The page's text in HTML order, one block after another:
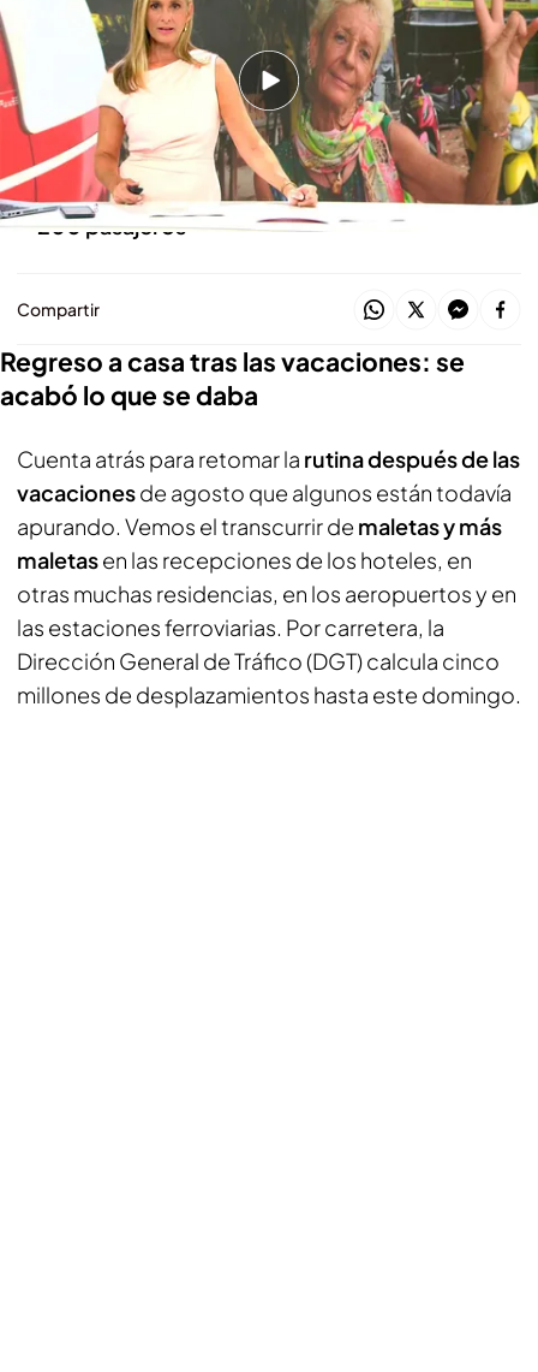
Redacción digital Noticias Cuatro
31 AGO 2025 - 09:56h.
Regreso a casa tras las vacaciones: se acabó lo
que se daba
Desalojan un tren por un incendio: evacuados
200 pasajeros
Compartir
Regreso a casa tras las vacaciones: se
acabó lo que se daba
Cuenta atrás para retomar la rutina después de las
vacacionesde agosto que algunos están todavía
apurando. Vemos el transcurrir de maletas y más
maletasen las recepciones de los hoteles, en
otras muchas residencias, en los aeropuertos y en
las estaciones ferroviarias. Por carretera, la
Dirección General de Tráfico (DGT) calcula cinco
millones de desplazamientos hasta este domingo.